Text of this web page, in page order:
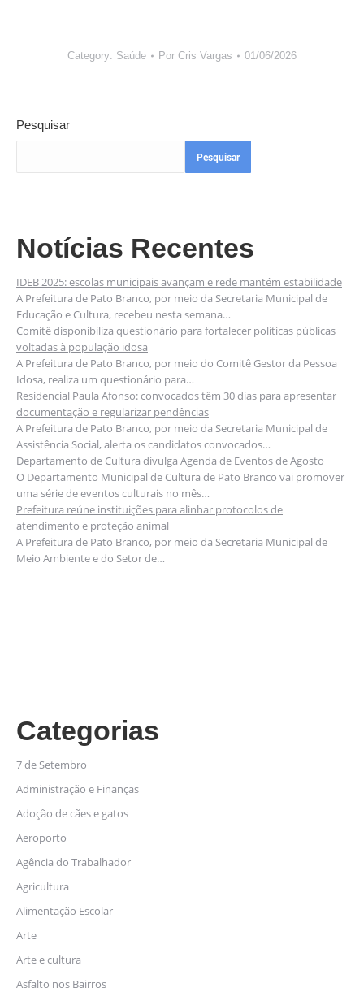
Category: Saúde Por Cris Vargas 01/06/2026
Pesquisar
Pesquisar
Notícias Recentes
IDEB 2025: escolas municipais avançam e rede mantém estabilidade
A Prefeitura de Pato Branco, por meio da Secretaria Municipal de
Educação e Cultura, recebeu nesta semana…
Comitê disponibiliza questionário para fortalecer políticas públicas
voltadas à população idosa
A Prefeitura de Pato Branco, por meio do Comitê Gestor da Pessoa
Idosa, realiza um questionário para…
Residencial Paula Afonso: convocados têm 30 dias para apresentar
documentação e regularizar pendências
A Prefeitura de Pato Branco, por meio da Secretaria Municipal de
Assistência Social, alerta os candidatos convocados…
Departamento de Cultura divulga Agenda de Eventos de Agosto
O Departamento Municipal de Cultura de Pato Branco vai promover
uma série de eventos culturais no mês…
Prefeitura reúne instituições para alinhar protocolos de
atendimento e proteção animal
A Prefeitura de Pato Branco, por meio da Secretaria Municipal de
Meio Ambiente e do Setor de…
Categorias
7 de Setembro
Administração e Finanças
Adoção de cães e gatos
Aeroporto
Agência do Trabalhador
Agricultura
Alimentação Escolar
Arte
Arte e cultura
Asfalto nos Bairros